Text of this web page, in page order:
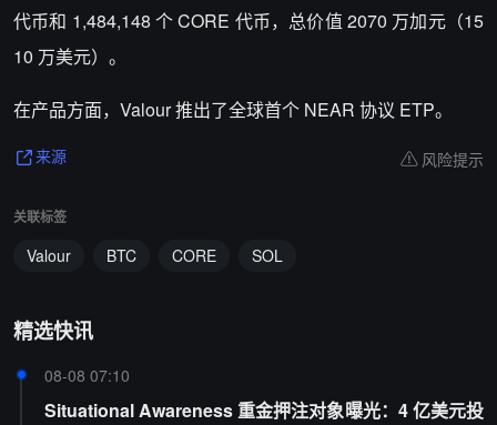
代币和 1,484,148 个 CORE 代币，总价值 2070 万加元（15
10 万美元）。
在产品方面，Valour 推出了全球首个 NEAR 协议 ETP。
来源 风险提示
关联标签
Valour BTC CORE SOL
精选快讯
08-08 07:10
Situational Awareness 重金押注对象曝光：4 亿美元投